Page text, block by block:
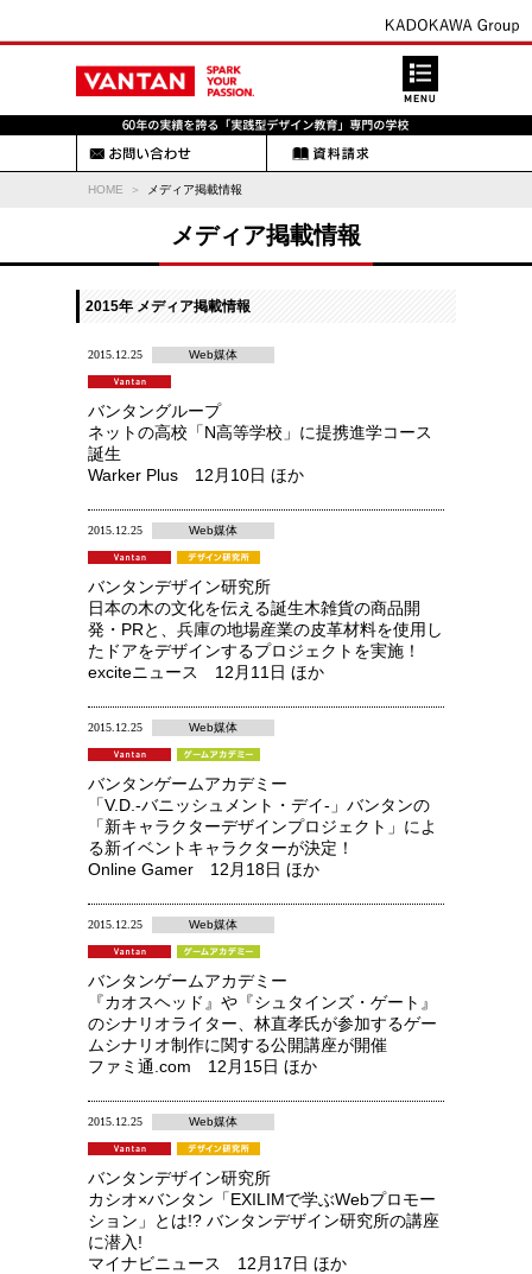
HOME メディア掲載情報
メディア掲載情報
2015年 メディア掲載情報
2015.12.25 Web媒体
バンタングループ
ネットの高校「N高等学校」に提携進学コース
誕生
Warker Plus 12月10日 ほか
2015.12.25 Web媒体
バンタンデザイン研究所
日本の木の文化を伝える誕生木雑貨の商品開
発・PRと、兵庫の地場産業の皮革材料を使用し
たドアをデザインするプロジェクトを実施！
exciteニュース 12月11日 ほか
2015.12.25 Web媒体
バンタンゲームアカデミー
「V.D.-バニッシュメント・デイ-」バンタンの
「新キャラクターデザインプロジェクト」によ
る新イベントキャラクターが決定！
Online Gamer 12月18日 ほか
2015.12.25 Web媒体
バンタンゲームアカデミー
『カオスヘッド』や『シュタインズ・ゲート』
のシナリオライター、林直孝氏が参加するゲー
ムシナリオ制作に関する公開講座が開催
ファミ通.com 12月15日 ほか
2015.12.25 Web媒体
バンタンデザイン研究所
カシオ×バンタン「EXILIMで学ぶWebプロモー
ション」とは!? バンタンデザイン研究所の講座
に潜入!
マイナビニュース 12月17日 ほか